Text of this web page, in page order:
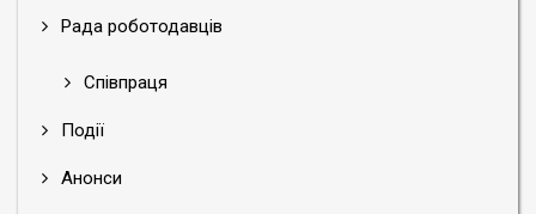
Рада роботодавців
Співпраця
Події
Анонси